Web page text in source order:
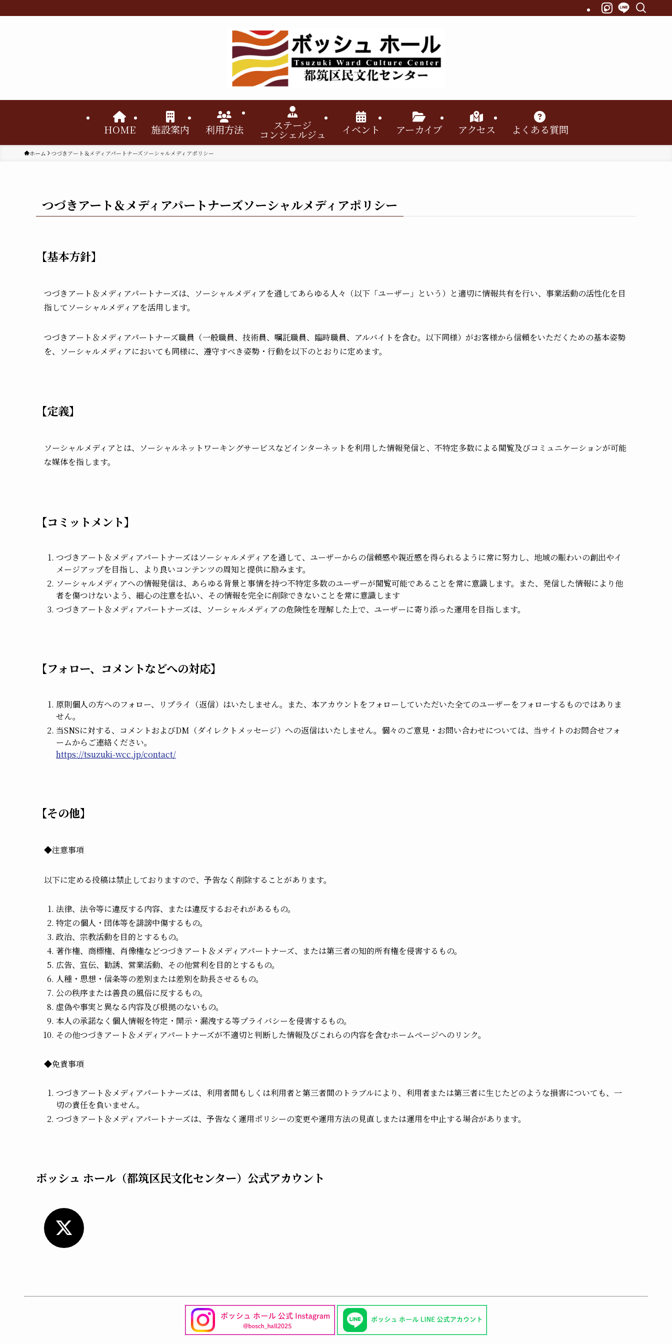
HOME 施設案内 利用方法 ステージ
コンシェルジュ イベント アーカイブ アクセス よくある質問
ホーム つづきアート＆メディアパートナーズソーシャルメディアポリシー
つづきアート＆メディアパートナーズソーシャルメディアポリシー
【基本方針】
つづきアート＆メディアパートナーズは、ソーシャルメディアを通してあらゆる人々（以下「ユーザー」という）と適切に情報共有を行い、事業活動の活性化を目
指してソーシャルメディアを活用します。
つづきアート＆メディアパートナーズ職員（一般職員、技術員、嘱託職員、臨時職員、アルバイトを含む。以下同様）がお客様から信頼をいただくための基本姿勢
を、ソーシャルメディアにおいても同様に、遵守すべき姿勢・行動を以下のとおりに定めます。
【定義】
ソーシャルメディアとは、ソーシャルネットワーキングサービスなどインターネットを利用した情報発信と、不特定多数による閲覧及びコミュニケーションが可能
な媒体を指します。
【コミットメント】
つづきアート＆メディアパートナーズはソーシャルメディアを通して、ユーザーからの信頼感や親近感を得られるように常に努力し、地域の賑わいの創出やイ
メージアップを目指し、より良いコンテンツの周知と提供に励みます。
ソーシャルメディアへの情報発信は、あらゆる背景と事情を持つ不特定多数のユーザーが閲覧可能であることを常に意識します。また、発信した情報により他
者を傷つけないよう、細心の注意を払い、その情報を完全に削除できないことを常に意識します
つづきアート＆メディアパートナーズは、ソーシャルメディアの危険性を理解した上で、ユーザーに寄り添った運用を目指します。
【フォロー、コメントなどへの対応】
原則個人の方へのフォロー、リプライ（返信）はいたしません。また、本アカウントをフォローしていただいた全てのユーザーをフォローするものではありま
せん。
当SNSに対する、コメントおよびDM（ダイレクトメッセージ）への返信はいたしません。個々のご意見・お問い合わせについては、当サイトのお問合せフォ
ームからご連絡ください。
https://tsuzuki-wcc.jp/contact/
【その他】
◆注意事項
以下に定める投稿は禁止しておりますので、予告なく削除することがあります。
法律、法令等に違反する内容、または違反するおそれがあるもの。
特定の個人・団体等を誹謗中傷するもの。
政治、宗教活動を目的とするもの。
著作権、商標権、肖像権などつづきアート＆メディアパートナーズ、または第三者の知的所有権を侵害するもの。
広告、宣伝、勧誘、営業活動、その他営利を目的とするもの。
人種・思想・信条等の差別または差別を助長させるもの。
公の秩序または善良の風俗に反するもの。
虚偽や事実と異なる内容及び根拠のないもの。
本人の承諾なく個人情報を特定・開示・漏洩する等プライバシーを侵害するもの。
その他つづきアート＆メディアパートナーズが不適切と判断した情報及びこれらの内容を含むホームページへのリンク。
◆免責事項
つづきアート＆メディアパートナーズは、利用者間もしくは利用者と第三者間のトラブルにより、利用者または第三者に生じたどのような損害についても、一
切の責任を負いません。
つづきアート＆メディアパートナーズは、予告なく運用ポリシーの変更や運用方法の見直しまたは運用を中止する場合があります。
ボッシュ ホール（都筑区民文化センター）公式アカウント